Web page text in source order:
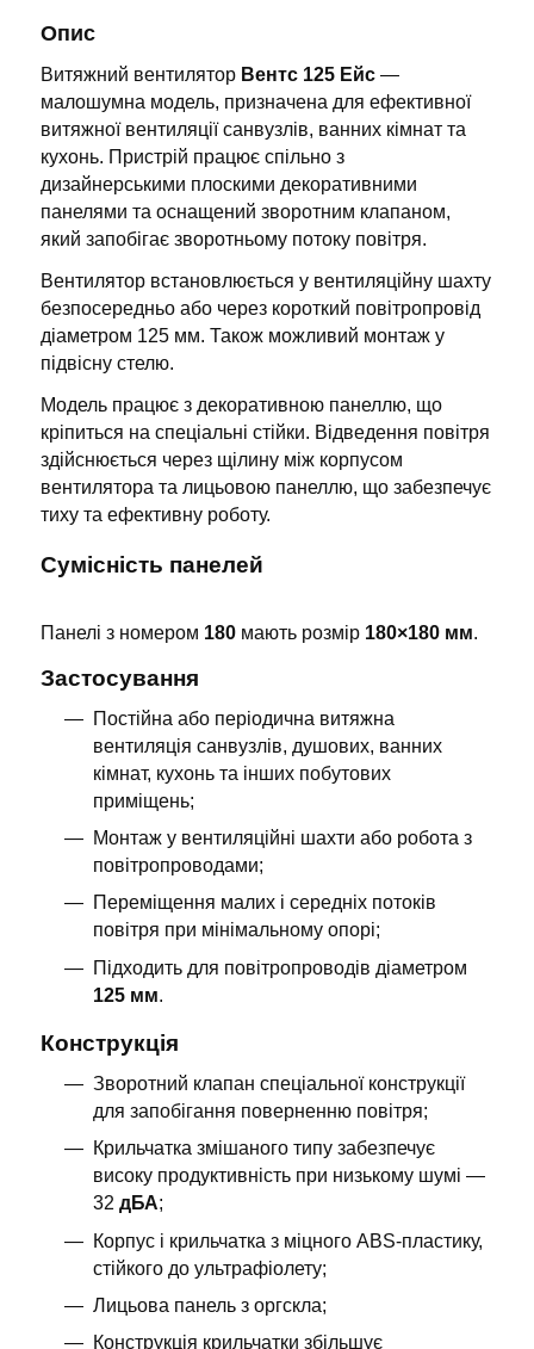
Опис
Витяжний вентилятор Вентс 125 Ейс —
малошумна модель, призначена для ефективної
витяжної вентиляції санвузлів, ванних кімнат та
кухонь. Пристрій працює спільно з
дизайнерськими плоскими декоративними
панелями та оснащений зворотним клапаном,
який запобігає зворотньому потоку повітря.
Вентилятор встановлюється у вентиляційну шахту
безпосередньо або через короткий повітропровід
діаметром 125 мм. Також можливий монтаж у
підвісну стелю.
Модель працює з декоративною панеллю, що
кріпиться на спеціальні стійки. Відведення повітря
здійснюється через щілину між корпусом
вентилятора та лицьовою панеллю, що забезпечує
тиху та ефективну роботу.
Сумісність панелей
Панелі з номером 180 мають розмір 180×180 мм.
Застосування
Постійна або періодична витяжна
вентиляція санвузлів, душових, ванних
кімнат, кухонь та інших побутових
приміщень;
Монтаж у вентиляційні шахти або робота з
повітропроводами;
Переміщення малих і середніх потоків
повітря при мінімальному опорі;
Підходить для повітропроводів діаметром
125 мм.
Конструкція
Зворотний клапан спеціальної конструкції
для запобігання поверненню повітря;
Крильчатка змішаного типу забезпечує
високу продуктивність при низькому шумі —
32 дБА;
Корпус і крильчатка з міцного ABS-пластику,
стійкого до ультрафіолету;
Лицьова панель з оргскла;
Конструкція крильчатки збільшує